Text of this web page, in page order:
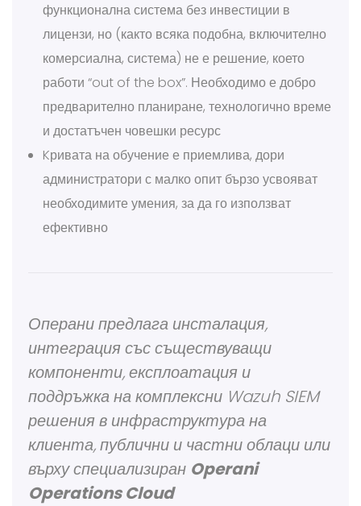
функционална система без инвестиции в
лицензи, но (както всяка подобна, включително
комерсиална, система) не е решение, което
работи “out of the box”. Необходимо е добро
предварително планиране, технологично време
и достатъчен човешки ресурс
Kривата на обучение е приемлива, дори
администратори с малко опит бързо усвояват
необходимите умения, за да го използват
ефективно
Операни предлага инсталация,
интеграция със съществуващи
компоненти, експлоатация и
поддръжка на комплексни Wazuh SIEM
решения в инфраструктура на
клиента, публични и частни облаци или
върху специализиран Operani
Operations Cloud